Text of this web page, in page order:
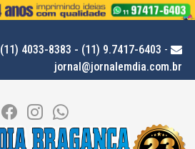
(11) 4033-8383 - (11) 9.7417-6403 -
jornal@jornalemdia.com.br